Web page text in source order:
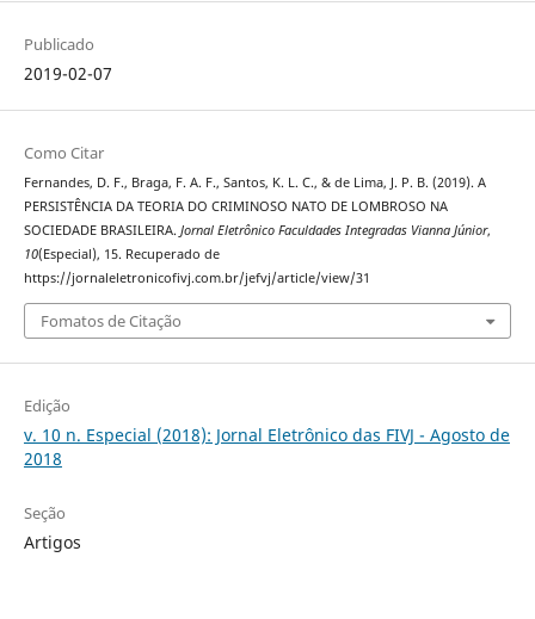
Publicado
2019-02-07
Como Citar
Fernandes, D. F., Braga, F. A. F., Santos, K. L. C., & de Lima, J. P. B. (2019). A
PERSISTÊNCIA DA TEORIA DO CRIMINOSO NATO DE LOMBROSO NA
SOCIEDADE BRASILEIRA. Jornal Eletrônico Faculdades Integradas Vianna Júnior,
10(Especial), 15. Recuperado de
https://jornaleletronicofivj.com.br/jefvj/article/view/31
Fomatos de Citação
Edição
v. 10 n. Especial (2018): Jornal Eletrônico das FIVJ - Agosto de
2018
Seção
Artigos